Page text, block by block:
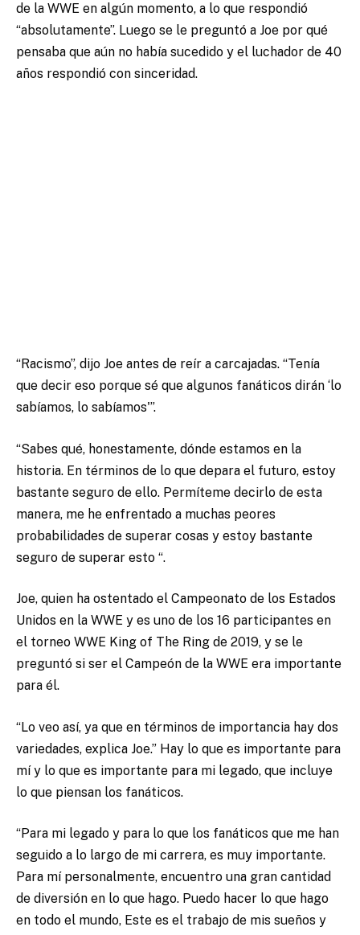
de la WWE en algún momento, a lo que respondió
“absolutamente”. Luego se le preguntó a Joe por qué
pensaba que aún no había sucedido y el luchador de 40
años respondió con sinceridad.
“Racismo”, dijo Joe antes de reír a carcajadas. “Tenía
que decir eso porque sé que algunos fanáticos dirán ‘lo
sabíamos, lo sabíamos'”.
“Sabes qué, honestamente, dónde estamos en la
historia. En términos de lo que depara el futuro, estoy
bastante seguro de ello. Permíteme decirlo de esta
manera, me he enfrentado a muchas peores
probabilidades de superar cosas y estoy bastante
seguro de superar esto “.
Joe, quien ha ostentado el Campeonato de los Estados
Unidos en la WWE y es uno de los 16 participantes en
el torneo WWE King of The Ring de 2019, y se le
preguntó si ser el Campeón de la WWE era importante
para él.
“Lo veo así, ya que en términos de importancia hay dos
variedades, explica Joe.” Hay lo que es importante para
mí y lo que es importante para mi legado, que incluye
lo que piensan los fanáticos.
“Para mi legado y para lo que los fanáticos que me han
seguido a lo largo de mi carrera, es muy importante.
Para mí personalmente, encuentro una gran cantidad
de diversión en lo que hago. Puedo hacer lo que hago
en todo el mundo, Este es el trabajo de mis sueños y